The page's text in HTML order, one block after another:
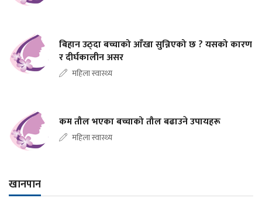
बिहान उठ्दा बच्चाको आँखा सुन्निएको छ ? यसको कारण
र दीर्घकालीन असर
महिला स्वास्थ्य
कम तौल भएका बच्चाको तौल बढाउने उपायहरू
महिला स्वास्थ्य
खानपान